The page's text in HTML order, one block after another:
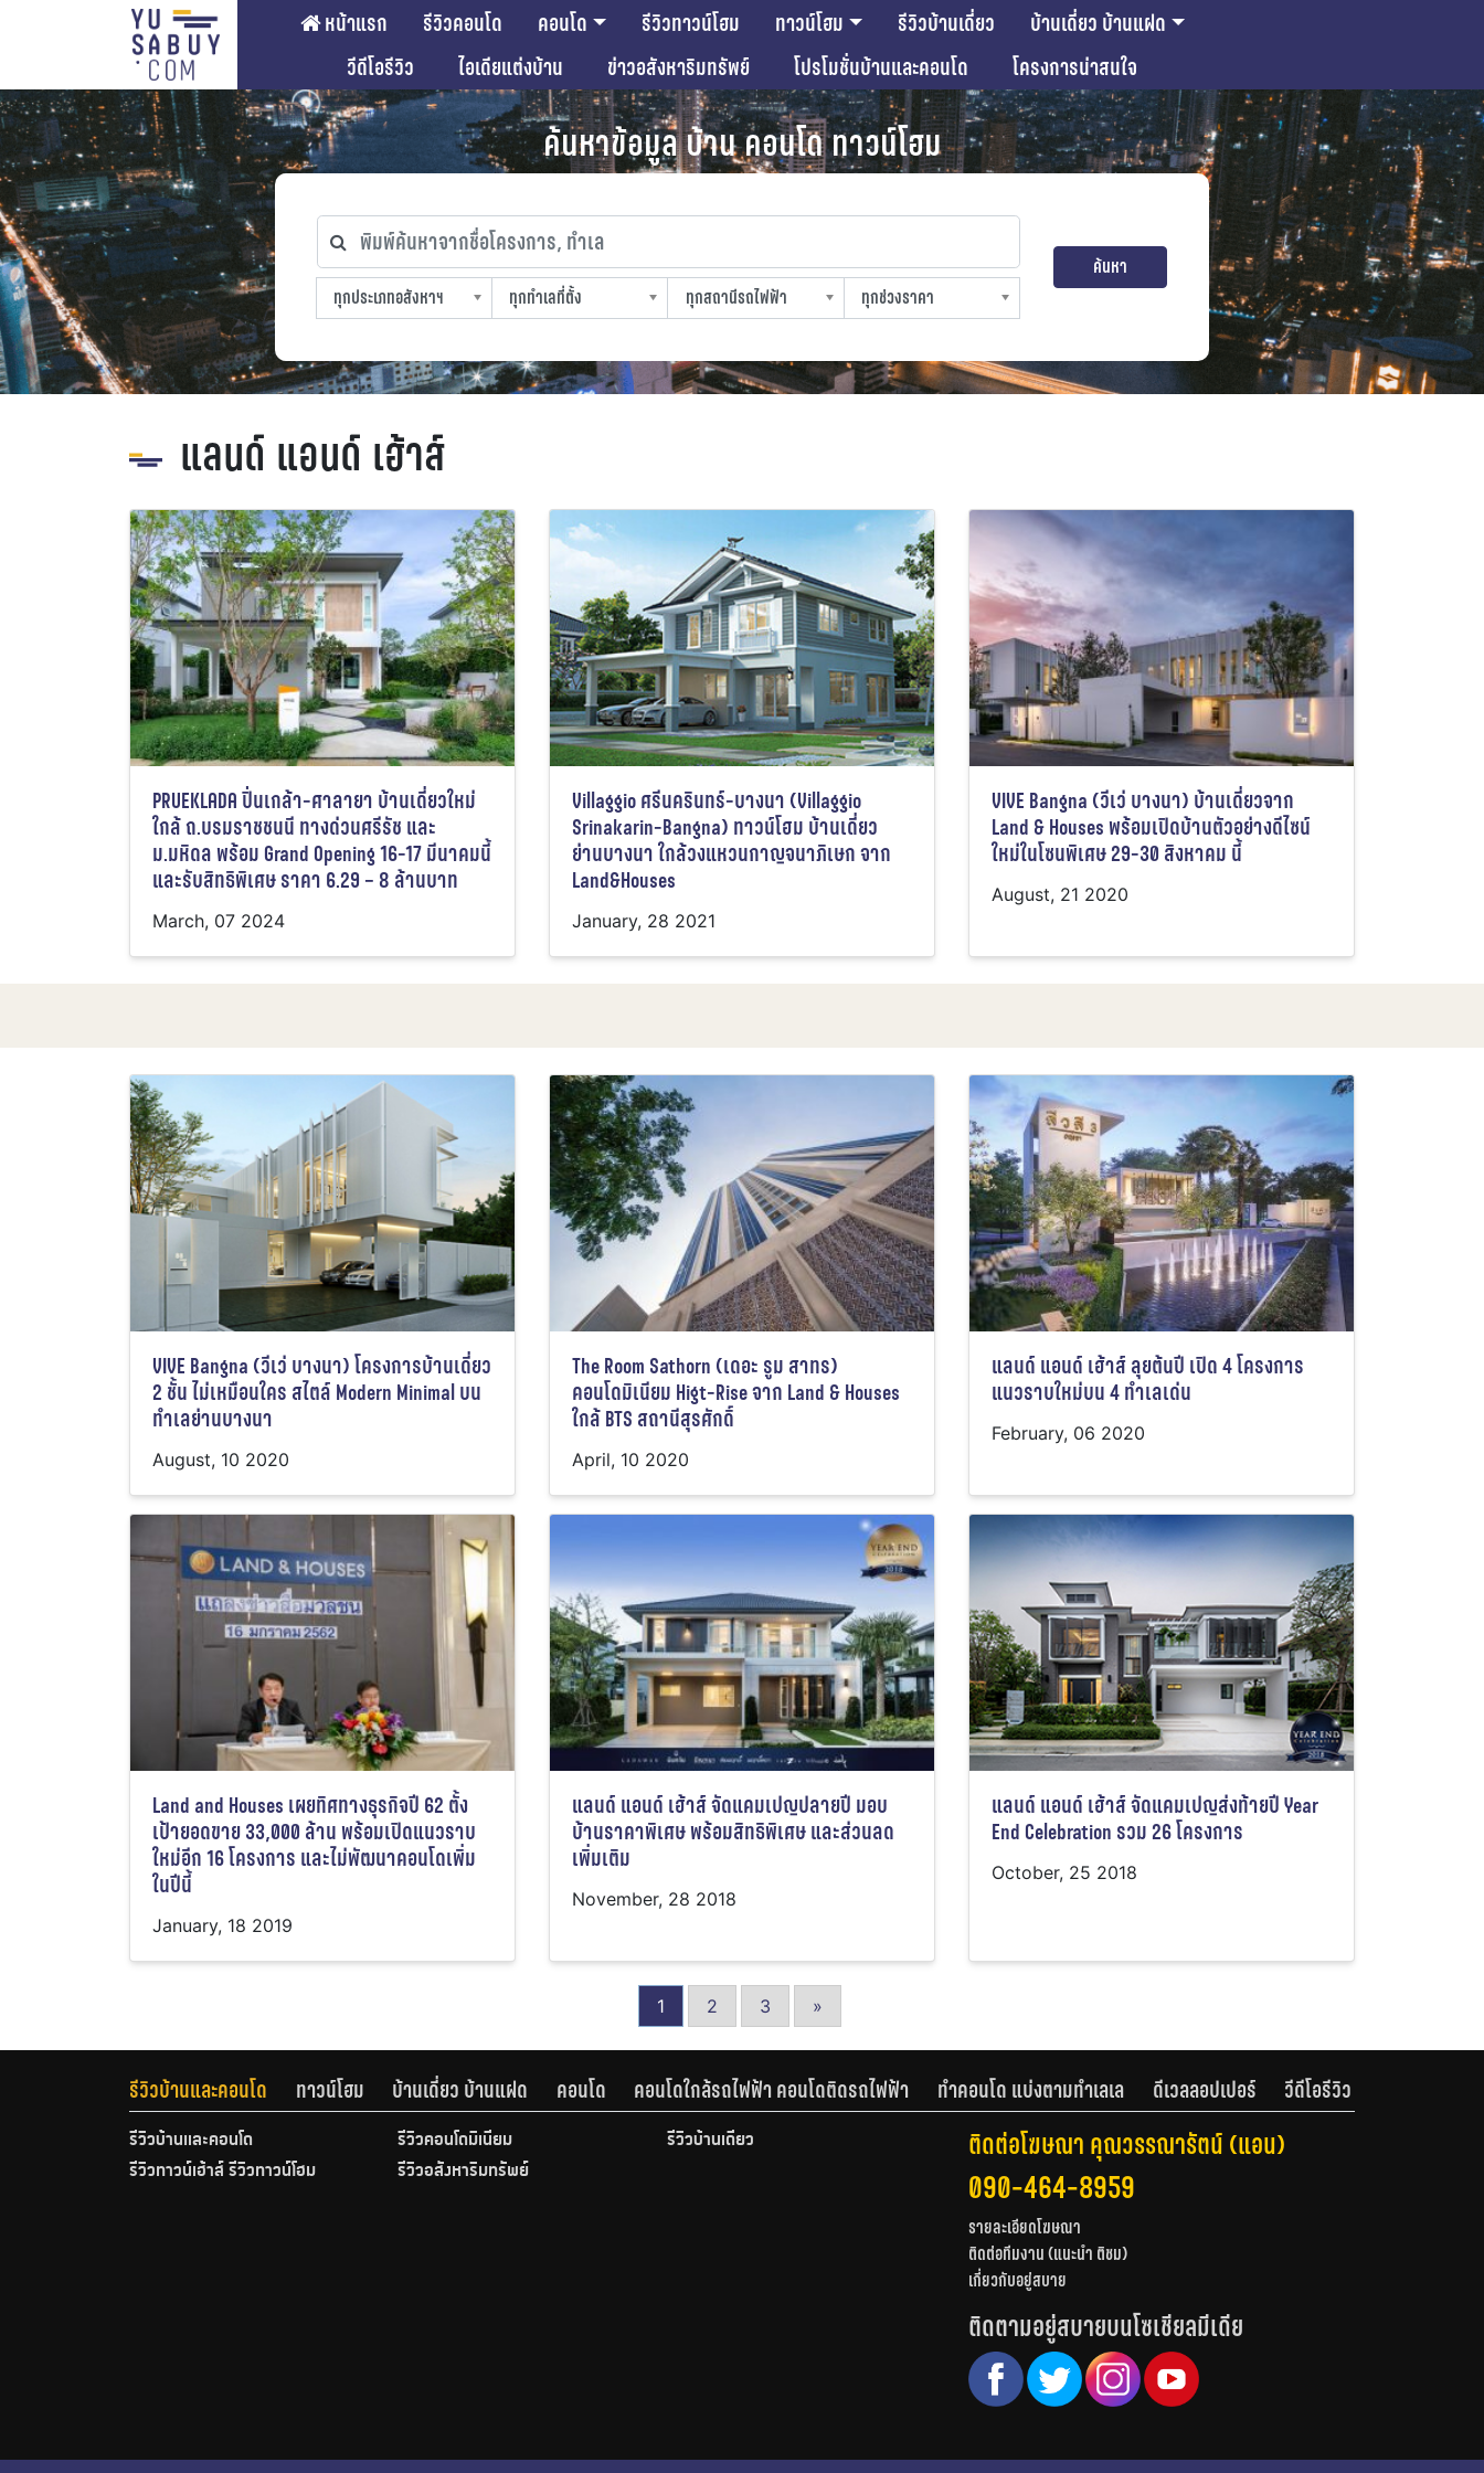
หน้าแรก รีวิวคอนโด คอนโด รีวิวทาวน์โฮม ทาวน์โฮม รีวิวบ้านเดี่ยว
บ้านเดี่ยว บ้านแฝด
วีดีโอรีวิว
ไอเดียแต่งบ้าน ข่าวอสังหาริมทรัพย์ โปรโมชั่นบ้านและคอนโด โครงการน่าสนใจ
ค้นหาข้อมูล บ้าน คอนโด ทาวน์โฮม
พิมพ์ค้นหาจากชื่อโครงการ, ทำเล
ทุกประเภทอสังหาฯ
ทุกประเภทอสังหาฯ
ทุกทำเลที่ตั้ง
ทุกทำเลที่ตั้ง
ทุกสถานีรถไฟฟ้า
ทุกสถานีรถไฟฟ้า
ทุกช่วงราคา
ทุกช่วงราคา
ค้นหา
แลนด์ แอนด์ เฮ้าส์
PRUEKLADA ปิ่นเกล้า-ศาลายา บ้านเดี่ยวใหม่
ใกล้ ถ.บรมราชชนนี ทางด่วนศรีรัช และ
ม.มหิดล พร้อม Grand Opening 16-17 มีนาคมนี้
และรับสิทธิพิเศษ ราคา 6.29 – 8 ล้านบาท
March, 07 2024
Villaggio ศรีนครินทร์-บางนา (Villaggio
Srinakarin-Bangna) ทาวน์โฮม บ้านเดี่ยว
ย่านบางนา ใกล้วงแหวนกาญจนาภิเษก จาก
Land&Houses
January, 28 2021
VIVE Bangna (วีเว่ บางนา) บ้านเดี่ยวจาก
Land & Houses พร้อมเปิดบ้านตัวอย่างดีไซน์
ใหม่ในโซนพิเศษ 29-30 สิงหาคม นี้
August, 21 2020
VIVE Bangna (วีเว่ บางนา) โครงการบ้านเดี่ยว
2 ชั้น ไม่เหมือนใคร สไตล์ Modern Minimal บน
ทำเลย่านบางนา
August, 10 2020
The Room Sathorn (เดอะ รูม สาทร)
คอนโดมิเนียม Higt-Rise จาก Land & Houses
ใกล้ BTS สถานีสุรศักดิ์
April, 10 2020
แลนด์ แอนด์ เฮ้าส์ ลุยต้นปี เปิด 4 โครงการ
แนวราบใหม่บน 4 ทำเลเด่น
February, 06 2020
Land and Houses เผยทิศทางธุรกิจปี 62 ตั้ง
เป้ายอดขาย 33,000 ล้าน พร้อมเปิดแนวราบ
ใหม่อีก 16 โครงการ และไม่พัฒนาคอนโดเพิ่ม
ในปีนี้
January, 18 2019
แลนด์ แอนด์ เฮ้าส์ จัดแคมเปญปลายปี มอบ
บ้านราคาพิเศษ พร้อมสิทธิพิเศษ และส่วนลด
เพิ่มเติม
November, 28 2018
แลนด์ แอนด์ เฮ้าส์ จัดแคมเปญส่งท้ายปี Year
End Celebration รวม 26 โครงการ
October, 25 2018
1 2 3 »
รีวิวบ้านและคอนโด ทาวน์โฮม บ้านเดี่ยว บ้านแฝด คอนโด คอนโดใกล้รถไฟฟ้า คอนโดติดรถไฟฟ้า ทำคอนโด แบ่งตามทำเลเล ดีเวลลอปเปอร์ วีดีโอรีวิว
รีวิวบ้านและคอนโด รีวิวคอนโดมิเนียม
รีวิวบ้านเดี่ยว
รีวิวทาวน์เฮ้าส์ รีวิวทาวน์โฮม
รีวิวอสังหาริมทรัพย์
ติดต่อโฆษณา คุณวรรณารัตน์ (แอน)
090-464-8959
รายละเอียดโฆษณา
ติดต่อทีมงาน (แนะนำ ติชม)
เกี่ยวกับอยู่สบาย
ติดตามอยู่สบายบนโซเชียลมีเดีย